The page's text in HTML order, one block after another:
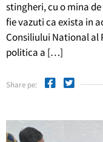
stingheri, cu o mina
fie vazuti ca exista in
Consiliului National al
politica a […]
Share pe: